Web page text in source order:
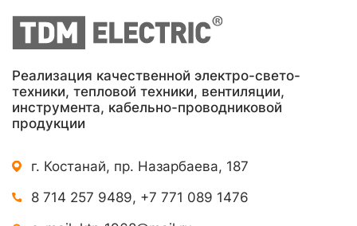
Реализация качественной электро-свето-
техники, тепловой техники, вентиляции,
инструмента, кабельно-проводниковой
продукции
г. Костанай, пр. Назарбаева, 187
8 714 257 9489, +7 771 089 1476